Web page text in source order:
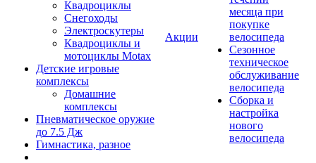
Квадроциклы
Снегоходы
Электроскутеры
Квадроциклы и
мотоциклы Motax
Детские игровые
комплексы
Домашние
комплексы
Пневматическое оружие
до 7.5 Дж
Гимнастика, разное
Акции
месяца при
покупке
велосипеда
Сезонное
техническое
обслуживание
велосипеда
Сборка и
настройка
нового
велосипеда